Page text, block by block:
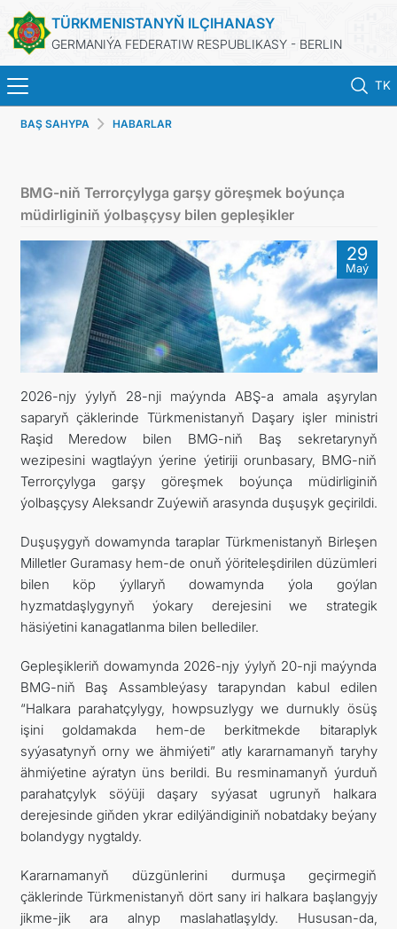
TÜRKMENISTANYŇ ILÇIHANASY
GERMANIÝA FEDERATIW RESPUBLIKASY - BERLIN
TK
STARTSEITE
MFAA TURKMENISTANS
TURKMENISTAN
KONSULAR ABTEILUNG
INVESTITIONEN IN TURKMENISTAN
KONTAKT
BAŞ SAHYPA HABARLAR
BMG-niň Terrorçylyga garşy göreşmek boýunça
müdirliginiň ýolbaşçysy bilen gepleşikler
29
Maý
2026-njy ýylyň 28-nji maýynda ABŞ-a amala aşyrylan
saparyň çäklerinde Türkmenistanyň Daşary işler ministri
Raşid Meredow bilen BMG-niň Baş sekretarynyň
wezipesini wagtlaýyn ýerine ýetiriji orunbasary, BMG-niň
Terrorçylyga garşy göreşmek boýunça müdirliginiň
ýolbaşçysy Aleksandr Zuýewiň arasynda duşuşyk geçirildi.
Duşuşygyň dowamynda taraplar Türkmenistanyň Birleşen
Milletler Guramasy hem-de onuň ýöriteleşdirilen düzümleri
bilen köp ýyllaryň dowamynda ýola goýlan
hyzmatdaşlygynyň ýokary derejesini we strategik
häsiýetini kanagatlanma bilen bellediler.
Gepleşikleriň dowamynda 2026-njy ýylyň 20-nji maýynda
BMG-niň Baş Assambleýasy tarapyndan kabul edilen
“Halkara parahatçylygy, howpsuzlygy we durnukly ösüş
işini goldamakda hem-de berkitmekde bitaraplyk
syýasatynyň orny we ähmiýeti” atly kararnamanyň taryhy
ähmiýetine aýratyn üns berildi. Bu resminamanyň ýurduň
parahatçylyk söýüji daşary syýasat ugrunyň halkara
derejesinde giňden ykrar edilýändiginiň nobatdaky beýany
bolandygy nygtaldy.
Kararnamanyň düzgünlerini durmuşa geçirmegiň
çäklerinde Türkmenistanyň dört sany iri halkara başlangyjy
jikme-jik ara alnyp maslahatlaşyldy. Hususan-da,